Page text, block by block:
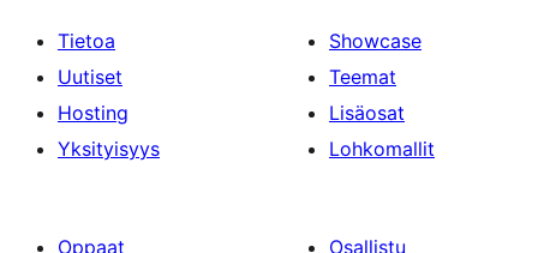
Tietoa
Uutiset
Hosting
Yksityisyys
Showcase
Teemat
Lisäosat
Lohkomallit
Oppaat
Osallistu